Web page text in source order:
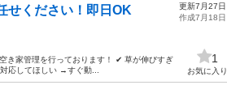
せください！即日OK
き家管理を行っております！ ✔ 草が伸びすぎ
応してほしい →すぐ動...
更新7月27日
作成7月18日
1
お気に入り